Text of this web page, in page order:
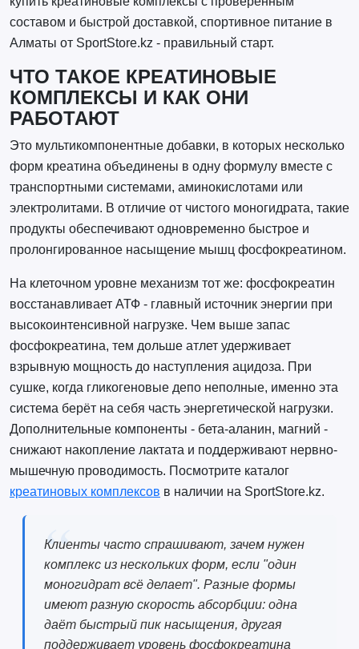
составом и быстрой доставкой, спортивное питание в
Алматы от SportStore.kz - правильный старт.
ЧТО ТАКОЕ КРЕАТИНОВЫЕ
КОМПЛЕКСЫ И КАК ОНИ
РАБОТАЮТ
Это мультикомпонентные добавки, в которых несколько
форм креатина объединены в одну формулу вместе с
транспортными системами, аминокислотами или
электролитами. В отличие от чистого моногидрата, такие
продукты обеспечивают одновременно быстрое и
пролонгированное насыщение мышц фосфокреатином.
На клеточном уровне механизм тот же: фосфокреатин
восстанавливает АТФ - главный источник энергии при
высокоинтенсивной нагрузке. Чем выше запас
фосфокреатина, тем дольше атлет удерживает
взрывную мощность до наступления ацидоза. При
сушке, когда гликогеновые депо неполные, именно эта
система берёт на себя часть энергетической нагрузки.
Дополнительные компоненты - бета-аланин, магний -
снижают накопление лактата и поддерживают нервно-
мышечную проводимость. Посмотрите каталог
креатиновых комплексов в наличии на SportStore.kz.
Клиенты часто спрашивают, зачем нужен
комплекс из нескольких форм, если "один
моногидрат всё делает". Разные формы
имеют разную скорость абсорбции: одна
даёт быстрый пик насыщения, другая
поддерживает уровень фосфокреатина